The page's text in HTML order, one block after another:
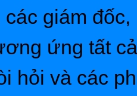
các giám
ứng tất
hỏi và các